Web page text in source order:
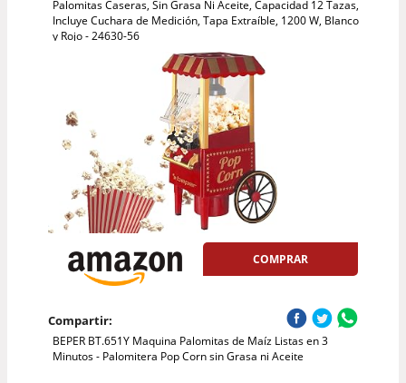
Palomitas Caseras, Sin Grasa Ni Aceite, Capacidad 12 Tazas,
Incluye Cuchara de Medición, Tapa Extraíble, 1200 W, Blanco
y Rojo - 24630-56
COMPRAR
Compartir:
BEPER BT.651Y Maquina Palomitas de Maíz Listas en 3
Minutos - Palomitera Pop Corn sin Grasa ni Aceite